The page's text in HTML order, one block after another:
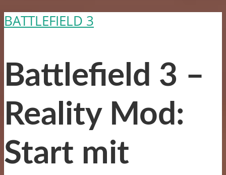
BATTLEFIELD 3
Battlefield 3 –
Reality Mod:
Start mit